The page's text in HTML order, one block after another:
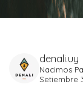
denali.uy
Nacimos
Setiembre